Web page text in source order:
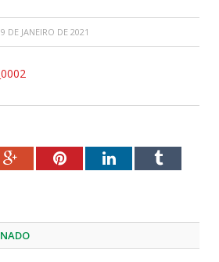
DE JANEIRO DE 2021
Google+PinterestLinkedInTumblr